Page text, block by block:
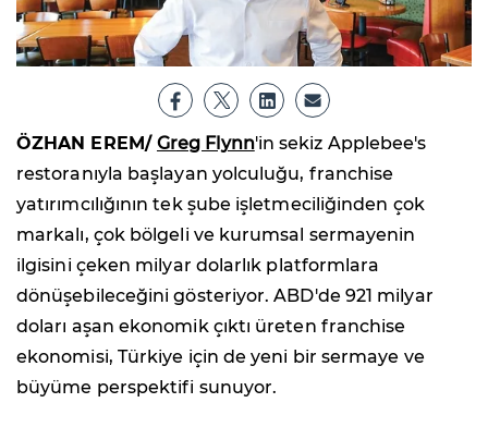
ÖZHAN EREM/ Greg Flynn'in sekiz Applebee's
restoranıyla başlayan yolculuğu, franchise
yatırımcılığının tek şube işletmeciliğinden çok
markalı, çok bölgeli ve kurumsal sermayenin
ilgisini çeken milyar dolarlık platformlara
dönüşebileceğini gösteriyor. ABD'de 921 milyar
doları aşan ekonomik çıktı üreten franchise
ekonomisi, Türkiye için de yeni bir sermaye ve
büyüme perspektifi sunuyor.